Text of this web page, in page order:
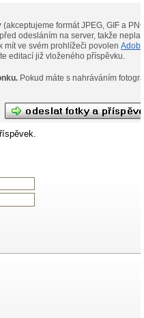
(akceptujeme formát JPEG, GIF a
odesláním na server, takže
omezení. Musíte však mít ve svém prohlížeči povolen
editací již vloženého příspěvku.